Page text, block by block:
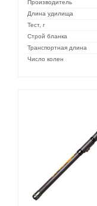
Производитель
Длина удилища
Тест, г
Строй бланка
Транспортная длина
Число колен